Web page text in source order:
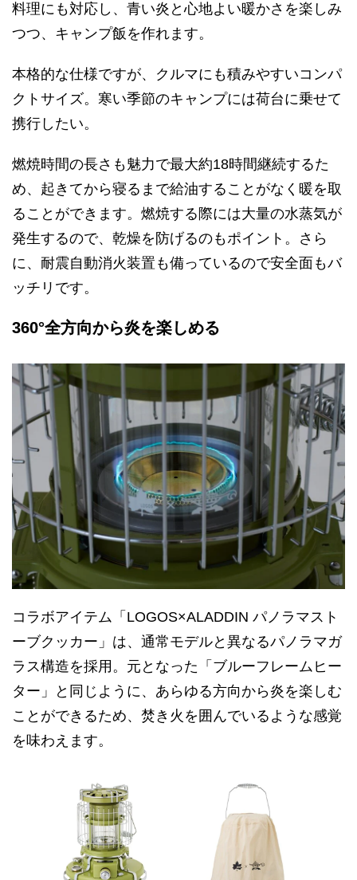
料理にも対応し、青い炎と心地よい暖かさを楽しみ
つつ、キャンプ飯を作れます。
本格的な仕様ですが、クルマにも積みやすいコンパ
クトサイズ。寒い季節のキャンプには荷台に乗せて
携行したい。
燃焼時間の長さも魅力で最大約18時間継続するた
め、起きてから寝るまで給油することがなく暖を取
ることができます。燃焼する際には大量の水蒸気が
発生するので、乾燥を防げるのもポイント。さら
に、耐震自動消火装置も備っているので安全面もバ
ッチリです。
360°全方向から炎を楽しめる
コラボアイテム「LOGOS×ALADDIN パノラマスト
ーブクッカー」は、通常モデルと異なるパノラマガ
ラス構造を採用。元となった「ブルーフレームヒー
ター」と同じように、あらゆる方向から炎を楽しむ
ことができるため、焚き火を囲んでいるような感覚
を味わえます。